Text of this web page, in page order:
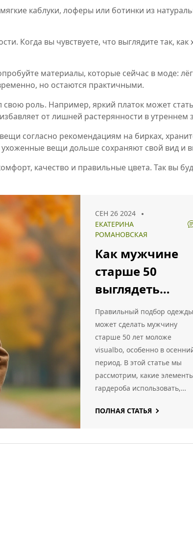
каблуки, лоферы или ботинки из
Когда вы чувствуете, что выглядите так, как
материалы, которые сейчас в моде:
но остаются практичными.
роль. Например, яркий платок может
от лишней растерянности в утреннем
согласно рекомендациям на бирках,
вещи дольше сохраняют свой вид и
качество и правильные цвета. Так вы
СЕН 26 2024
ЕКАТЕРИНА
РОМАНОВСКАЯ
Как мужчине
старше 50
выглядеть
моложе: осенняя
мода
Правильный подбор одежды
может сделать мужчину
старше 50 лет моложе
visualbo, особенно в
период. В этой статье мы
рассмотрим, какие
гардероба использовать,
и стильно. Узнайте, какие
ПОЛНАЯ СТАТЬЯ